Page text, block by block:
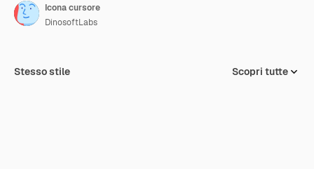
Icona cursore
DinosoftLabs
Stesso stile Scopri tutte